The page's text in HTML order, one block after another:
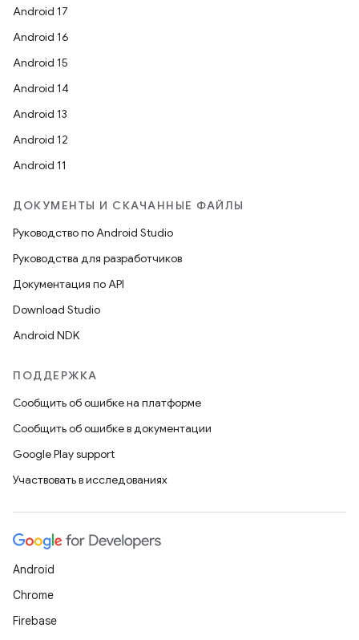
Android 17
Android 16
Android 15
Android 14
Android 13
Android 12
Android 11
ДОКУМЕНТЫ И СКАЧАННЫЕ ФАЙЛЫ
Руководство по Android Studio
Руководства для разработчиков
Документация по API
Download Studio
Android NDK
ПОДДЕРЖКА
Сообщить об ошибке на платформе
Сообщить об ошибке в документации
Google Play support
Участвовать в исследованиях
Android
Chrome
Firebase